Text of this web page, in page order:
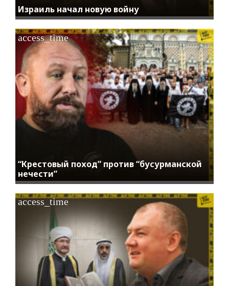
Израиль начал новую войну
“Крестовый поход” против “бусурманской
нечести”
access_time
access_time